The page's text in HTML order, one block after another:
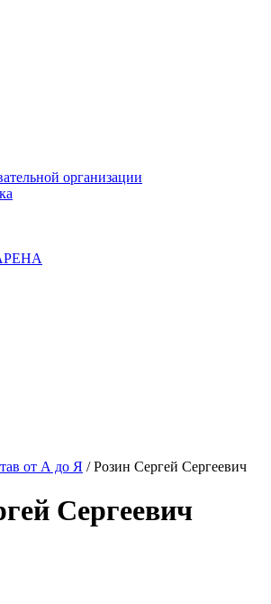
организации
от А до Я /Розин Сергей Сергеевич
Сергеевич